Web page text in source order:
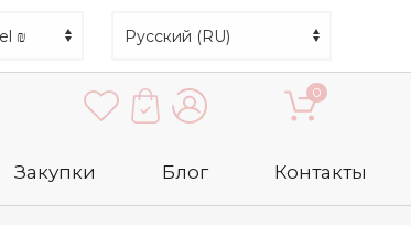
0
Закупки Блог Контакты